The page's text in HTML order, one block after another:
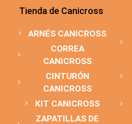
Tienda de Canicross
ARNÉS CANICROSS
CORREA
CANICROSS
CINTURÓN
CANICROSS
KIT CANICROSS
ZAPATILLAS DE